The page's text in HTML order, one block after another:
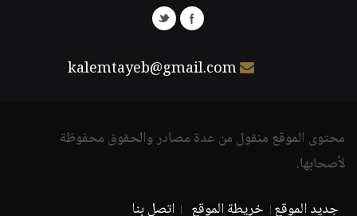
kalemtayeb@gmail.com
محتوى الموقع منقول من عدة مصادر والحقوق محفوظة
لأصحابها.
جديد الموقع خريطة الموقع اتصل بنا